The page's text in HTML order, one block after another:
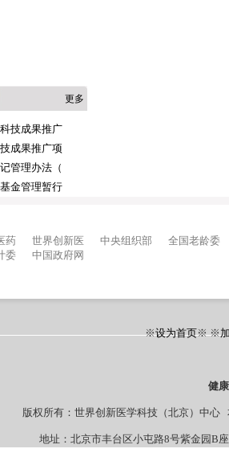
更多
技成果推广
成果推广项
管理办法（
金管理暂行
药 世界创新医 中央组织部
全国老龄委
委 中国政府网
※设为首页※ ※
健
版权所有：世界创新医学科技（北京）中
地址：北京市丰台区小屯路8号紫金园